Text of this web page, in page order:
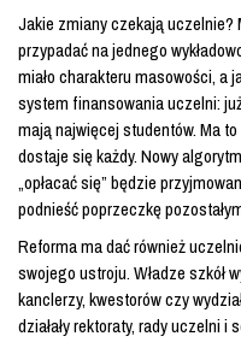
Jakie zmiany czekają uczelnie?
przypadać na jednego
miało charakteru masowości, a
system finansowania uczelni:
mają najwięcej studentów. Ma
dostaje się każdy. Nowy
„opłacać się” będzie
podnieść poprzeczkę
Reforma ma dać również
swojego ustroju. Władze szkół
kanclerzy, kwestorów czy
działały rektoraty, rady uczelni i